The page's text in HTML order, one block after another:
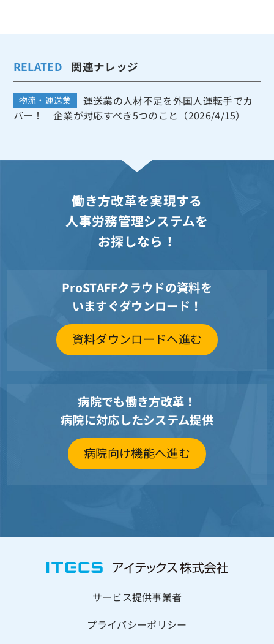
RELATED 関連ナレッジ
物流・運送業
運送業の人材不足を外国人運転手でカ
バー！ 企業が対応すべき5つのこと（2026/4/15）
働き方改革を実現する
人事労務管理システムを
お探しなら！
ProSTAFFクラウドの資料を
いますぐダウンロード！
資料ダウンロードへ進む
病院でも働き方改革！
病院に対応したシステム提供
病院向け機能へ進む
サービス提供事業者
プライバシーポリシー